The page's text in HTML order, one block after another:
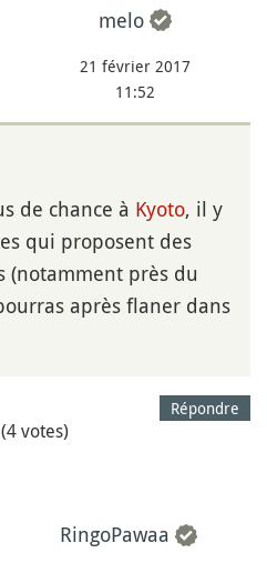
melo
21 février 2017
11:52
de chance à Kyoto, il y
qui proposent des
(notamment près du
après flaner dans
Répondre
(4 votes)
RingoPawaa